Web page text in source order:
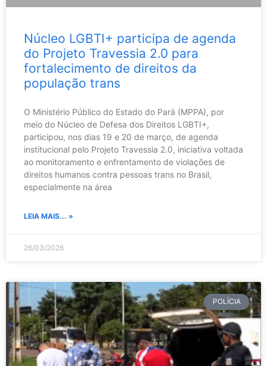
Núcleo LGBTI+ participa de agenda
do Projeto Travessia 2.0 para
fortalecimento de direitos da
população trans
O Ministério Público do Estado do Pará (MPPA), por
meio do Núcleo de Defesa dos Direitos LGBTI+,
participou, nos dias 19 e 20 de março, de agenda
institucional pelo Projeto Travessia 2.0, iniciativa voltada
ao monitoramento e enfrentamento de violações de
direitos humanos contra pessoas trans no Brasil,
especialmente na área
LEIA MAIS... »
26/03/2026
POLÍCIA